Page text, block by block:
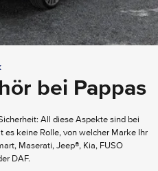
bei Pappas
All diese Aspekte sind bei
es keine Rolle, von welcher Marke Ihr
Maserati, Jeep®, Kia, FUSO
DAF.